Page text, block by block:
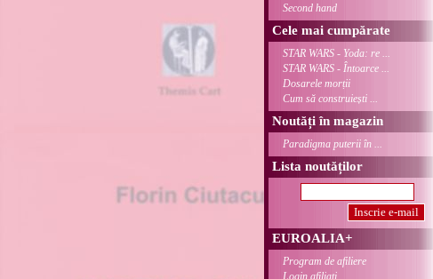
Second hand
Cele mai cumpărate
STAR WARS - Yoda: re ...
STAR WARS - Întoarce ...
Dosarele morții
Cum să construiești ...
Noutăți în magazin
Paradigma puterii în ...
Lista noutăților
EUROALIA+
Program de afiliere
Login afiliați